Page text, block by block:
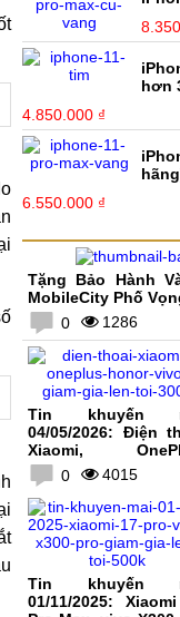
hơn
4.850.000 ₫
6.550.000 ₫
Tặng Bảo Hành
MobileCity Phố
0
1286
Tin khuyến
04/05/2026: Điện
Xiaomi,
HONOR, vivo giảm
lên tới 300K
0 4015
Tin khuyến
01/11/2025: